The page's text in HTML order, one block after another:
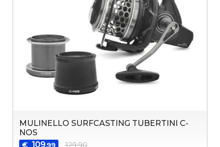
MULINELLO SURFCASTING TUBERTINI C-
NOS
€ 109,99 129,90